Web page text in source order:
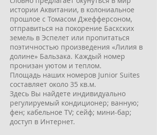
истории Аквитании, в колониальное
прошлое с Томасом Джефферсоном,
отправиться на покорение Баскских
земель в Эспелет или пропитаться
поэтичностью произведения «Лилия в
долине» Бальзака. Каждый номер
пронизан уютом и теплом.
Площадь наших номеров Junior Suites
составляет около 35 кв.м.
Здесь Вы найдете индивидуально
регулируемый кондиционер; ванную;
фен; кабельное TV; сейф; мини-бар;
доступ в Интернет.